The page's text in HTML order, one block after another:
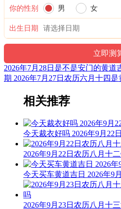
十二值神：金匮 — 吉：俗称“大
月仙星，亦称金柜。利释道用事
娶，不宜整戎伍。
易经卦象：天火同人 推荐吉时：
九星：七赤咸池金星(凶) 二十八
阳贵神：正东 月相：小望月 岁破
阴贵神：东南 物候：腐草为萤 犯
福神：西北 月支：未土 年太岁：
财神：正南 月名：季夏 太岁位：
六曜：先胜 — 平(上午吉，下午凶
吉，下午凶。先到者胜，意为此
赶晚。
你的性别 男 女
出生日期
2026年7月28日是不是安门的黄道
期 2026年7月27日农历六月十四是
相关推荐
今天裁衣好吗 2026年9月22
2026年9月22日农历八月十
今天买车黄道吉日 2026年9
2026年9月23日农历八月十